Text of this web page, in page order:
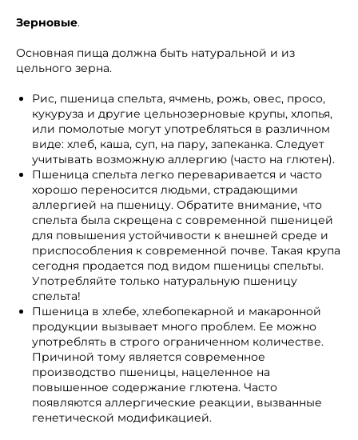
Зерновые.
Основная пища должна быть натуральной и из
цельного зерна.
Рис, пшеница спельта, ячмень, рожь, овес, просо,
кукуруза и другие цельнозерновые крупы, хлопья,
или помолотые могут употребляться в различном
виде: хлеб, каша, суп, на пару, запеканка. Следует
учитывать возможную аллергию (часто на глютен).
Пшеница спельта легко переваривается и часто
хорошо переносится людьми, страдающими
аллергией на пшеницу. Обратите внимание, что
спельта была скрещена с современной пшеницей
для повышения устойчивости к внешней среде и
приспособления к современной почве. Такая крупа
сегодня продается под видом пшеницы спельты.
Употребляйте только натуральную пшеницу
спельта!
Пшеница в хлебе, хлебопекарной и макаронной
продукции вызывает много проблем. Ее можно
употреблять в строго ограниченном количестве.
Причиной тому является современное
производство пшеницы, нацеленное на
повышенное содержание глютена. Часто
появляются аллергические реакции, вызванные
генетической модификацией.